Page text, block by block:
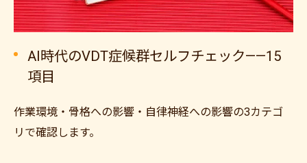
AI時代のVDT症候群セルフチェック——15
項目
作業環境・骨格への影響・自律神経への影響の3カテゴ
リで確認します。